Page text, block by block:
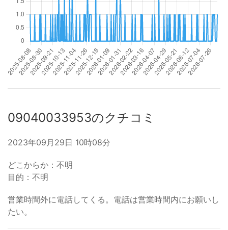
09040033953のクチコミ
2023年09月29日 10時08分
どこからか：不明
目的：不明
営業時間外に電話してくる。電話は営業時間内にお願いし
たい。